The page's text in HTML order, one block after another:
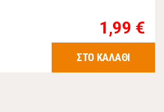
1,99 €
ΣΤΟ ΚΑΛΑΘΙ